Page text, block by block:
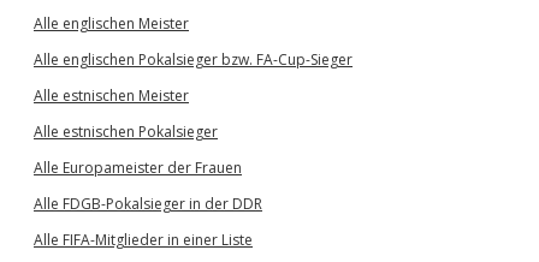
Alle englischen Meister
Alle englischen Pokalsieger bzw. FA-Cup-Sieger
Alle estnischen Meister
Alle estnischen Pokalsieger
Alle Europameister der Frauen
Alle FDGB-Pokalsieger in der DDR
Alle FIFA-Mitglieder in einer Liste